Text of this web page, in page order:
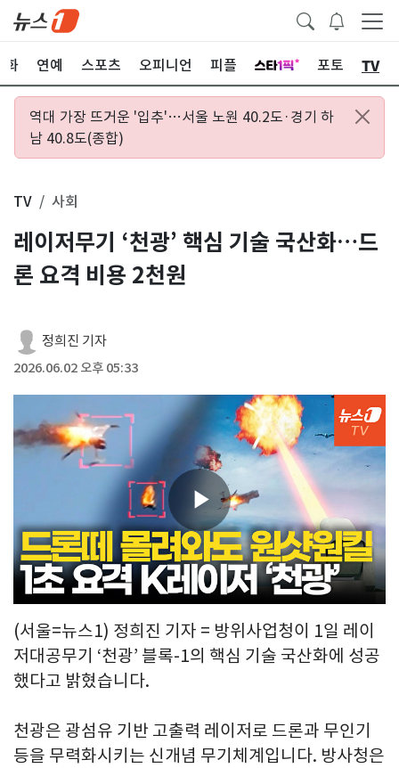
화 연예 스포츠 오피니언 피플 포토 TV
역대 가장 뜨거운 '입추'…서울 노원 40.2도·경기 하
남 40.8도(종합)
TV 사회
레이저무기 ‘천광’ 핵심 기술 국산화…드
론 요격 비용 2천원
정희진 기자
2026.06.02 오후 05:33
Play
Video
(서울=뉴스1) 정희진 기자 = 방위사업청이 1일 레이
저대공무기 ‘천광’ 블록-1의 핵심 기술 국산화에 성공
했다고 밝혔습니다.
천광은 광섬유 기반 고출력 레이저로 드론과 무인기
등을 무력화시키는 신개념 무기체계입니다. 방사청은